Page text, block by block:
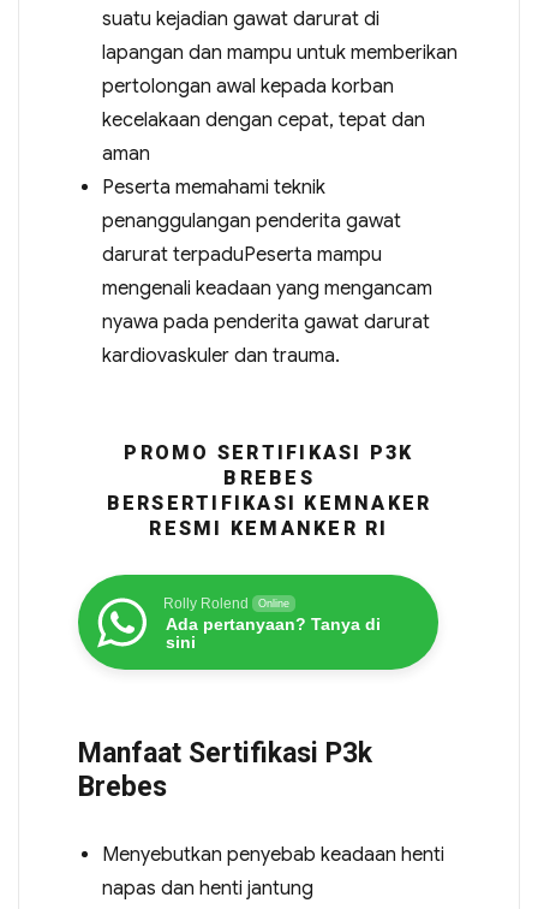
suatu kejadian gawat darurat di
lapangan dan mampu untuk memberikan
pertolongan awal kepada korban
kecelakaan dengan cepat, tepat dan
aman
Peserta memahami teknik
penanggulangan penderita gawat
darurat terpaduPeserta mampu
mengenali keadaan yang mengancam
nyawa pada penderita gawat darurat
kardiovaskuler dan trauma.
PROMO SERTIFIKASI P3K
BREBES
BERSERTIFIKASI KEMNAKER
RESMI KEMANKER RI
Rolly Rolend Online
Ada pertanyaan? Tanya di
sini
Manfaat Sertifikasi P3k
Brebes
Menyebutkan penyebab keadaan henti
napas dan henti jantung